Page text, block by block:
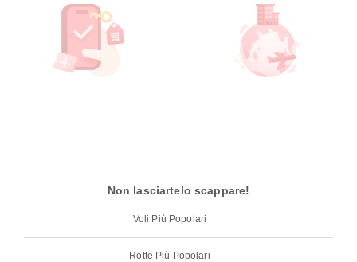
Non lasciartelo scappare!
Voli Più Popolari
Rotte Più Popolari